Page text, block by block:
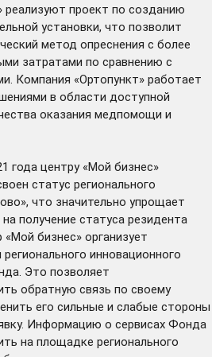
реализуют проект по созданию
установки, что позволит
метод опреснения с более
затратами по сравнению с
Компания «Ортопункт» работает
в области доступной
оказания медпомощи и
года центру «Мой бизнес»
статус регионального
что значительно упрощает
получение статуса резидента
бизнес» организует
инновационного
Это позволяет
обратную связь по своему
его сильные и слабые стороны
Информацию о сервисах Фонда
на площадке регионального